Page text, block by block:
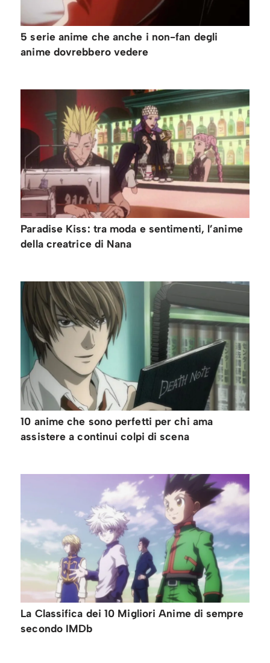
5 serie anime che anche i non-fan degli
anime dovrebbero vedere
Paradise Kiss: tra moda e sentimenti, l’anime
della creatrice di Nana
10 anime che sono perfetti per chi ama
assistere a continui colpi di scena
La Classifica dei 10 Migliori Anime di sempre
secondo IMDb